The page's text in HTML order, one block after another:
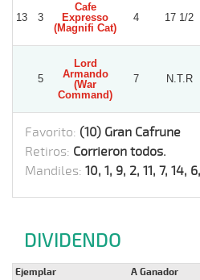
13 3
Cafe
Expresso
(Magnifi Cat)
4 17 1/2
5
Lord
Armando
(War
Command)
7 N.T.R
Favorito: (10) Gran Cafrune
Retiros: Corrieron todos.
Mandiles: 10, 1, 9, 2, 11, 7, 14,
DIVIDENDO
Ejemplar A Ganador